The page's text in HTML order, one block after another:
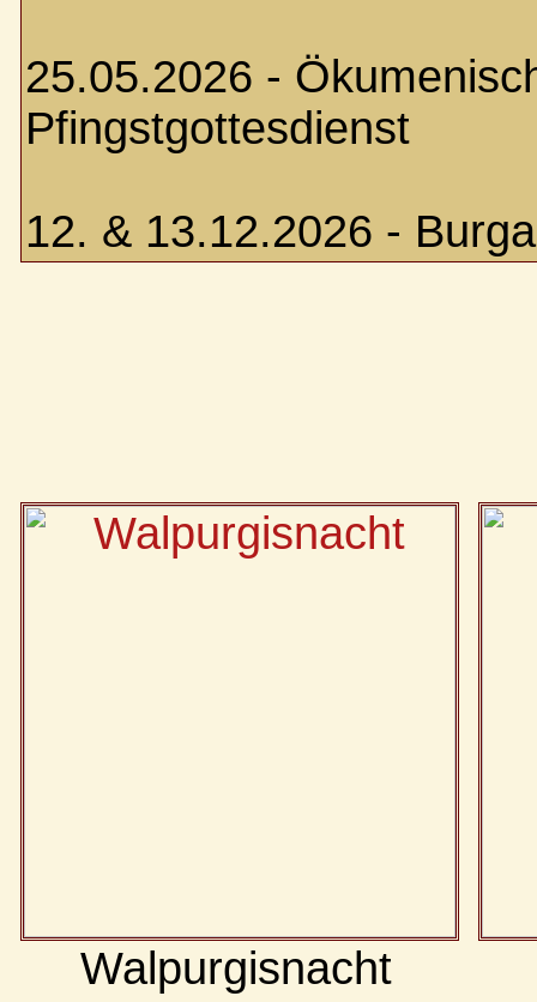
25.05.2026 -
Pfingstgottesdienst
12. & 13.12.2026 -
Walpurgisnacht